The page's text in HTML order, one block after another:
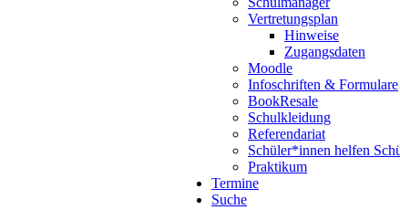
Vertretungsplan
Hinweise
Zugangsdaten
Moodle
Infoschriften & Formulare
BookResale
Schulkleidung
Referendariat
Schüler*innen helfen
Praktikum
Termine
Suche